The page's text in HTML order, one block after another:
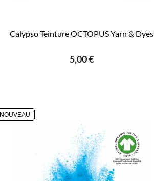
Calypso Teinture OCTOPUS Yarn & Dyes
5,00 €
NOUVEAU